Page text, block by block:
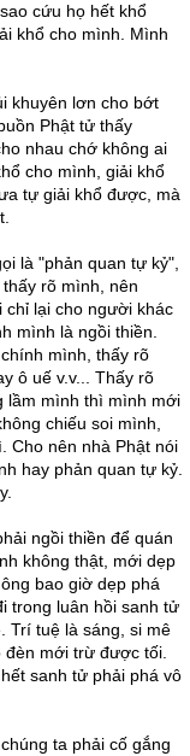
cứu họ hết khổ
khổ cho mình. Mình
khuyên lơn cho bớt
Phật tử thấy
nhau chớ không ai
cho mình, giải khổ
tự giải khổ được, mà
là "phản quan tự kỷ",
rõ mình, nên
chỉ lại cho người khác
mình là ngồi thiền.
mình, thấy rõ
ô uế v.v... Thấy rõ
lầm mình thì mình mới
chiếu soi mình,
Cho nên nhà Phật nói
hay phản quan tự kỷ.
ngồi thiền để quán
không thật, mới dẹp
bao giờ dẹp phá
trong luân hồi sanh tử
Trí tuệ là sáng, si mê
mới trừ được tối.
sanh tử phải phá vô
ta phải cố gắng